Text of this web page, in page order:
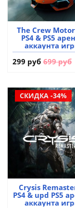
The Crew
PS4 & PS5
аккаунта
299 руб 699 руб
СКИДКА -34%
Crysis
PS4 & upd PS5
аккаунта